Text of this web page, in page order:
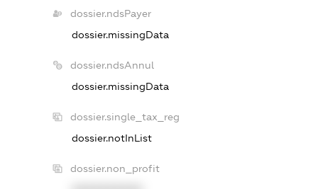
dossier.ndsPayer
dossier.missingData
dossier.ndsAnnul
dossier.missingData
dossier.single_tax_reg
dossier.notInList
dossier.non_profit